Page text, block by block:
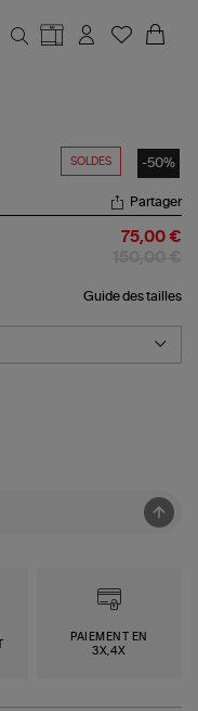
SOLDES -50%
Partager
75,00 €
Guide des tailles
PAIEMENT EN
3X,4X